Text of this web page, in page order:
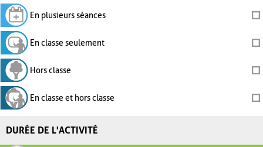
En plusieurs séances
En classe seulement
Hors classe
En classe et hors classe
DURÉE DE L'ACTIVITÉ